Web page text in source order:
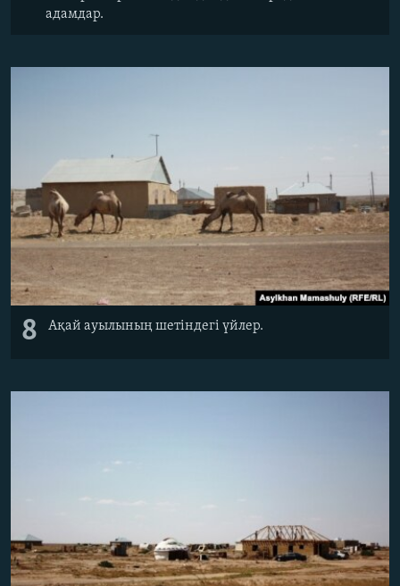
адамдар.
8 Ақай ауылының шетіндегі үйлер.